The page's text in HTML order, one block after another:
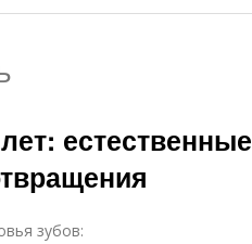
естественные
зубов: